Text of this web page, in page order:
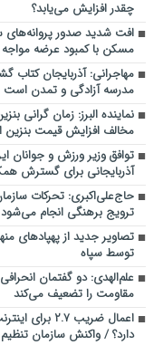
چقدر افزایش می‌یابد؟
افت شدید صدور پروانه‌های
مسکن با کمبود عرضه
مهاجرانی: آذربایجان کتاب
مدرسه آزادگی و تمدن است
نماینده البرز: زمان گرانی
مخالف افزایش قیمت
توافق وزیر ورزش و جوانان
آذربایجانی برای گسترش
حاج‌علی‌اکبری: تحرکات
ترویج برهنگی انجام می‌شود
تصاویر جدید از پهپادهای
توسط سپاه
علم‌الهدی: دو گفتمان
مقاومت را تضعیف می‌کند
اعمال ضریب ۲.۷
دارد؟ / واکنش سازمان